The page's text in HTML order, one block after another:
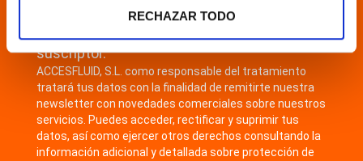
RECHAZAR TODO
suscriptor.
ACCESFLUID, S.L. como responsable del tratamiento
tratará tus datos con la finalidad de remitirte nuestra
newsletter con novedades comerciales sobre nuestros
servicios. Puedes acceder, rectificar y suprimir tus
datos, así como ejercer otros derechos consultando la
información adicional y detallada sobre protección de